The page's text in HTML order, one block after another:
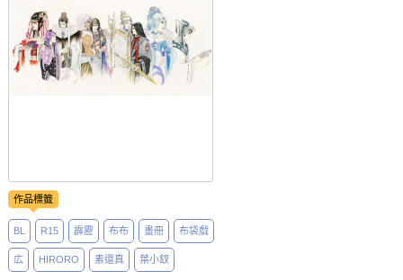
作品標籤
BL R15 霹靂 布布 畫冊 布袋戲
広 HIRORO 素還真 葉小釵